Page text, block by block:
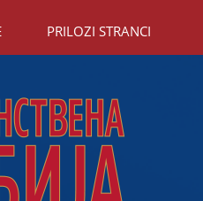
PRILOZI STRANCI